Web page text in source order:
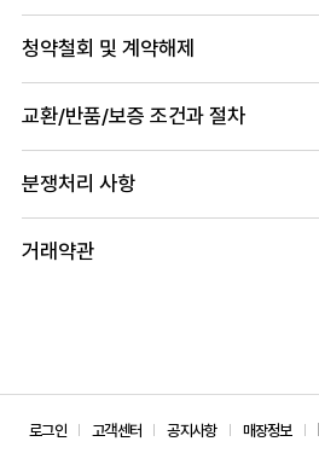
청약철회 및 계약해제
교환/반품/보증 조건과 절차
분쟁처리 사항
거래약관
로그인 고객센터 공지사항 매장정보